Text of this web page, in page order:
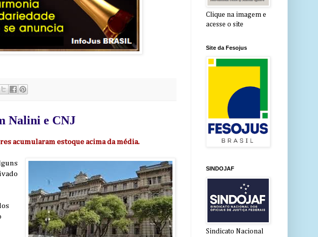
Nalini e CNJ
acumularam estoque acima da média.
Clique na imagem e
acesse o site
Site da Fesojus
SINDOJAF
Sindicato Nacional